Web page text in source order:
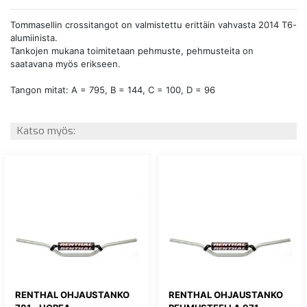
Tommasellin crossitangot on valmistettu erittäin vahvasta 2014 T6-
alumiinista.
Tankojen mukana toimitetaan pehmuste, pehmusteita on
saatavana myös erikseen.
Tangon mitat: A = 795, B = 144, C = 100, D = 96
Katso myös:
RENTHAL OHJAUSTANKO
RENTHAL OHJAUSTANKO